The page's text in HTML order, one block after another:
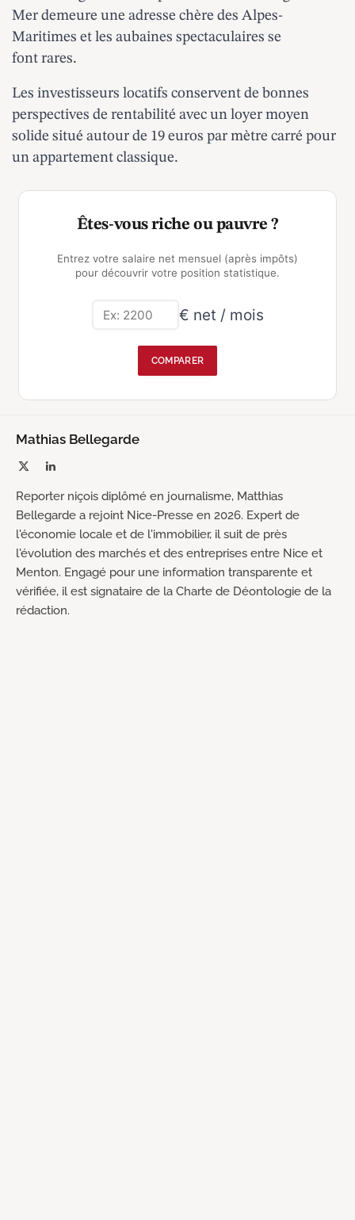
Mer demeure une adresse chère des Alpes-
Maritimes et les aubaines spectaculaires se
font rares.
Les investisseurs locatifs conservent de bonnes
perspectives de rentabilité avec un loyer moyen
solide situé autour de 19 euros par mètre carré pour
un appartement classique.
Êtes-vous riche ou pauvre ?
Entrez votre salaire net mensuel (après impôts)
pour découvrir votre position statistique.
€ net / mois
COMPARER
Mathias Bellegarde
LinkedIn
Reporter niçois diplômé en journalisme, Matthias
Bellegarde a rejoint Nice-Presse en 2026. Expert de
l'économie locale et de l'immobilier, il suit de près
l'évolution des marchés et des entreprises entre Nice et
Menton. Engagé pour une information transparente et
vérifiée, il est signataire de la Charte de Déontologie de la
rédaction.